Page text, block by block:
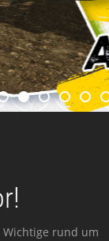
Wichtige rund um